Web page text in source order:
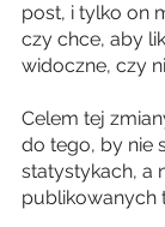
post, i tylko on
czy chce, aby
widoczne, czy
Celem tej
do tego, by nie
statystykach, a
publikowanych